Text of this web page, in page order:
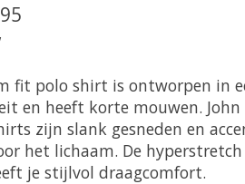
fit polo shirt is ontworpen in
en heeft korte mouwen.
zijn slank gesneden en
het lichaam. De
je stijlvol draagcomfort.